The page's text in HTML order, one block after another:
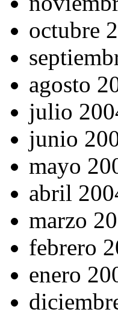
octubre
agosto
julio
junio
mayo
abril
marzo
febrero
enero